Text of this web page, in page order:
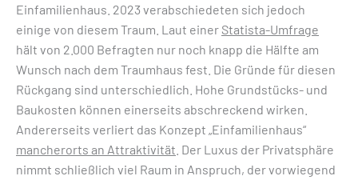
Einfamilienhaus. 2023 verabschiedeten sich jedoch
einige von diesem Traum. Laut einer Statista-Umfrage
hält von 2.000 Befragten nur noch knapp die Hälfte am
Wunsch nach dem Traumhaus fest. Die Gründe für diesen
Rückgang sind unterschiedlich. Hohe Grundstücks- und
Baukosten können einerseits abschreckend wirken.
Andererseits verliert das Konzept „Einfamilienhaus“
mancherorts an Attraktivität . Der Luxus der Privatsphäre
nimmt schließlich viel Raum in Anspruch, der vorwiegend